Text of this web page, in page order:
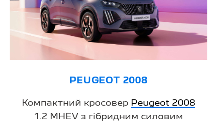
PEUGEOT 2008
Компактний кросовер Peugeot 2008
1.2 MHEV з гібридним силовим